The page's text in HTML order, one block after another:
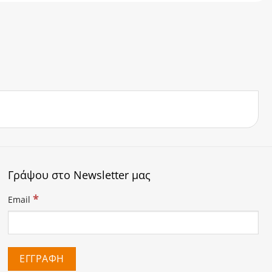
Γράψου στο Newsletter μας
Email *